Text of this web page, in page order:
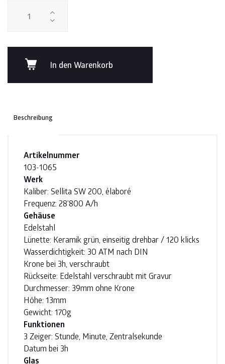
In den Warenkorb
Beschreibung
Artikelnummer
103-1065
Werk
Kaliber: Sellita SW 200, élaboré
Frequenz: 28’800 A/h
Gehäuse
Edelstahl
Lünette: Keramik grün, einseitig drehbar / 120 klicks
Wasserdichtigkeit: 30 ATM nach DIN
Krone bei 3h, verschraubt
Rückseite: Edelstahl verschraubt mit Gravur
Durchmesser: 39mm ohne Krone
Höhe: 13mm
Gewicht: 170g
Funktionen
3 Zeiger: Stunde, Minute, Zentralsekunde
Datum bei 3h
Glas